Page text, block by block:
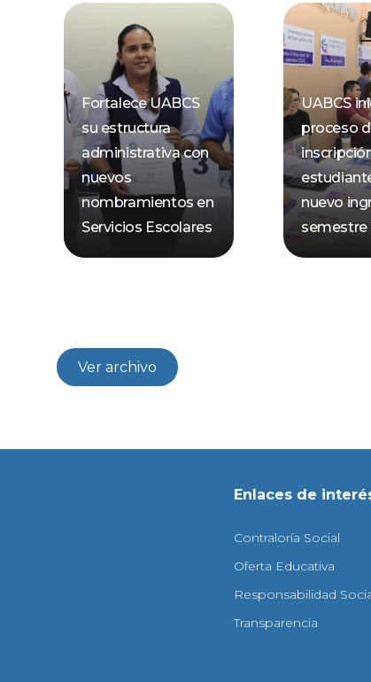
Fortalece UABCS
su estructura
administrativa con
nuevos
nombramientos en
Servicios Escolares
UABCS
proceso
nuevo
semestre
Ver archivo
Enlaces de
Contraloría Social
Oferta Educativa
Responsabilidad
Transparencia